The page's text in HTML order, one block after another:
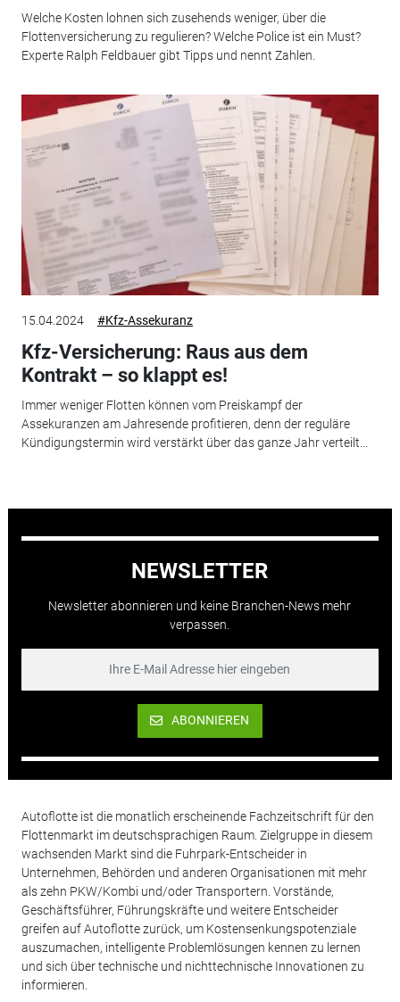
Welche Kosten lohnen sich zusehends weniger, über die
Flottenversicherung zu regulieren? Welche Police ist ein Must?
Experte Ralph Feldbauer gibt Tipps und nennt Zahlen.
15.04.2024 #Kfz-Assekuranz
Kfz-Versicherung: Raus aus dem
Kontrakt – so klappt es!
Immer weniger Flotten können vom Preiskampf der
Assekuranzen am Jahresende profitieren, denn der reguläre
Kündigungstermin wird verstärkt über das ganze Jahr verteilt...
NEWSLETTER
Newsletter abonnieren und keine Branchen-News mehr
verpassen.
ABONNIEREN
Autoflotte ist die monatlich erscheinende Fachzeitschrift für den
Flottenmarkt im deutschsprachigen Raum. Zielgruppe in diesem
wachsenden Markt sind die Fuhrpark-Entscheider in
Unternehmen, Behörden und anderen Organisationen mit mehr
als zehn PKW/Kombi und/oder Transportern. Vorstände,
Geschäftsführer, Führungskräfte und weitere Entscheider
greifen auf Autoflotte zurück, um Kostensenkungspotenziale
auszumachen, intelligente Problemlösungen kennen zu lernen
und sich über technische und nichttechnische Innovationen zu
informieren.